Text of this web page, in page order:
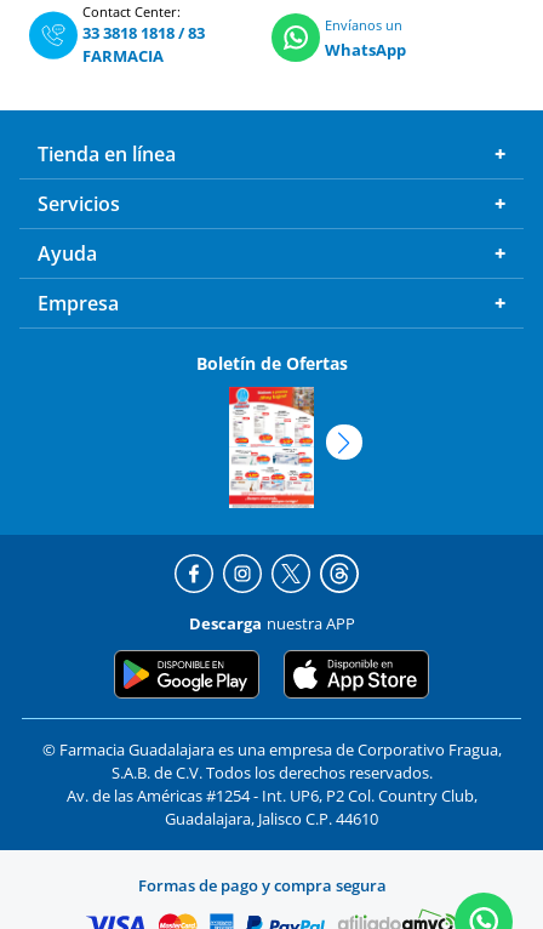
Contact Center:
33 3818 1818/83
FARMACIA
Envíanos un
WhatsApp
Tienda en línea
Servicios
Ayuda
Empresa
Boletín de Ofertas
Descarga nuestra APP
© Farmacia Guadalajara es una empresa de Corporativo Fragua,
S.A.B. de C.V. Todos los derechos reservados.
Av. de las Américas #1254 - Int. UP6, P2 Col. Country Club,
Guadalajara, Jalisco C.P. 44610
Formas de pago y compra segura